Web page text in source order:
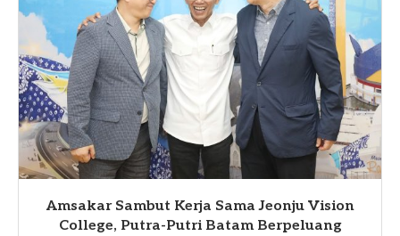
Amsakar Sambut Kerja Sama Jeonju Vision
College, Putra-Putri Batam Berpeluang